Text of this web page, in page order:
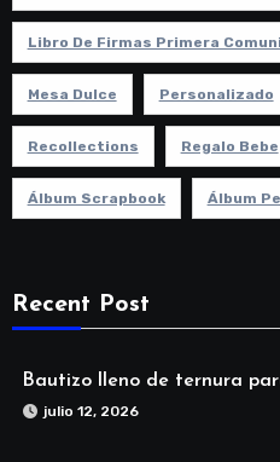
Libro De Firmas Primera
Mesa Dulce Personalizado
Recollections Regalo Bebe
Álbum Scrapbook Álbum
Recent Post
Bautizo lleno de ternura
julio 12, 2026